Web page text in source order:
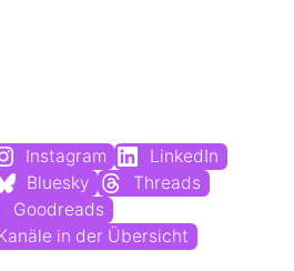
Instagram
LinkedIn
Bluesky
Threads
Goodreads
in der Übersicht